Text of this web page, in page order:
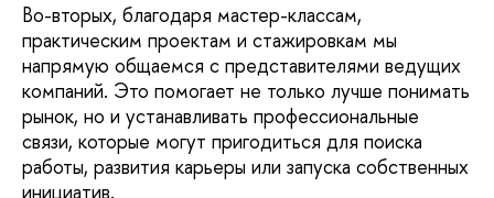
Во-вторых, благодаря мастер-классам,
практическим проектам и стажировкам мы
напрямую общаемся с представителями ведущих
компаний. Это помогает не только лучше понимать
рынок, но и устанавливать профессиональные
связи, которые могут пригодиться для поиска
работы, развития карьеры или запуска собственных
инициатив.